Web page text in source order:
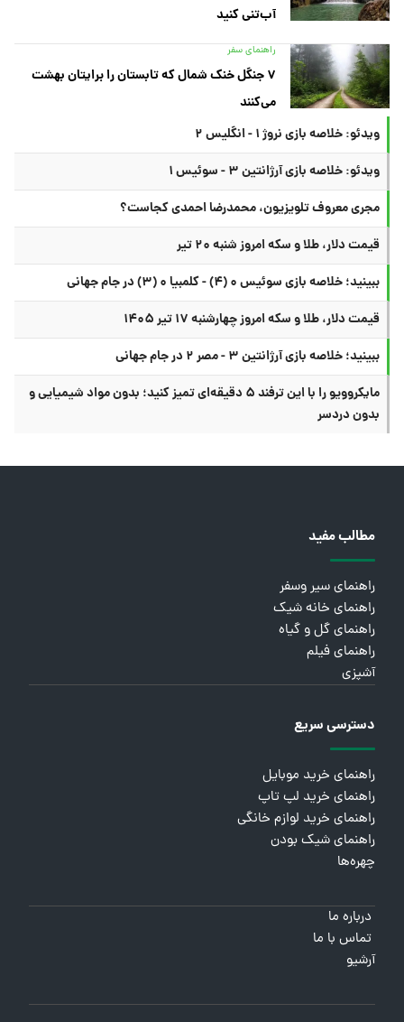
آب‌تنی کنید
راهنمای سفر
۷ جنگل خنک شمال که تابستان را برایتان بهشت
می‌کنند
ویدئو: خلاصه بازی نروژ ۱ - انگلیس ۲
ویدئو: خلاصه بازی آرژانتین ۳ - سوئیس ۱
مجری معروف تلویزیون، محمدرضا احمدی کجاست؟
قیمت دلار، طلا و سکه امروز شنبه ۲۰ تیر
ببینید؛ خلاصه بازی سوئیس ۰ (۴) - کلمبیا ۰ (۳) در جام جهانی
قیمت دلار، طلا و سکه امروز چهارشنبه ۱۷ تیر ۱۴۰۵
ببینید؛ خلاصه بازی آرژانتین ۳ - مصر ۲ در جام جهانی
مایکروویو را با این ترفند ۵ دقیقه‌ای تمیز کنید؛ بدون مواد شیمیایی و
بدون دردسر
مطالب مفید
راهنمای سیر وسفر
راهنمای خانه شیک
راهنمای گل و گیاه
راهنمای فیلم
آشپزی
دسترسی سریع
راهنمای خرید موبایل
راهنمای خرید لپ تاپ
راهنمای خرید لوازم خانگی
راهنمای شیک بودن
چهره‌ها
درباره ما
تماس با ما
آرشیو